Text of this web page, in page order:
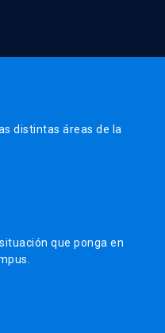
distintas áreas de la
que ponga en